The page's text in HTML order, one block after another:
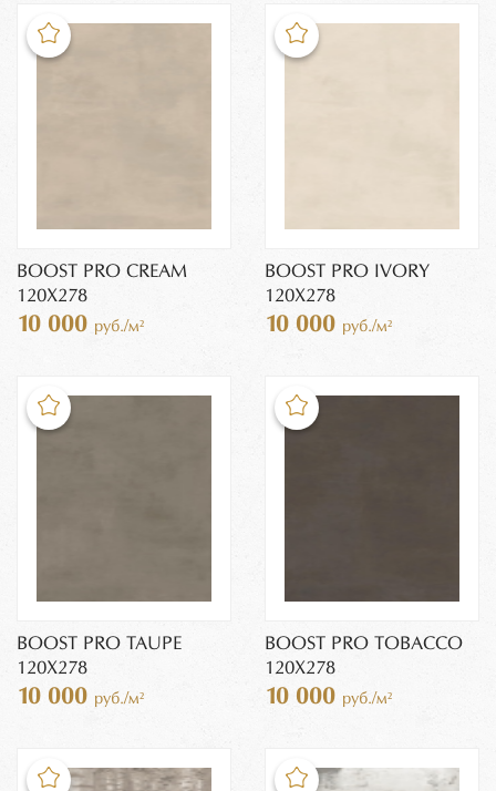
BOOST PRO CREAM
120X278
10 000 руб./м²
BOOST PRO IVORY
120X278
10 000 руб./м²
BOOST PRO TAUPE
120X278
10 000 руб./м²
BOOST PRO TOBACCO
120X278
10 000 руб./м²